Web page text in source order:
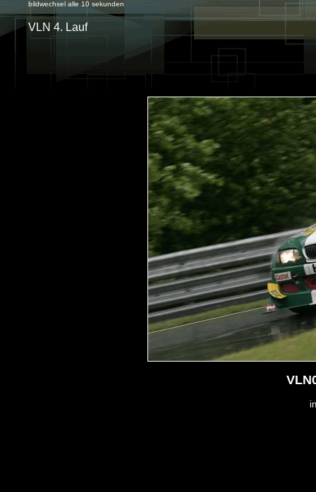
bildwechsel alle 10 sekunden
VLN 4. Lauf